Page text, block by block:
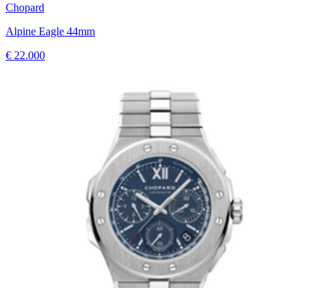
Chopard
Alpine Eagle 44mm
€ 22.000